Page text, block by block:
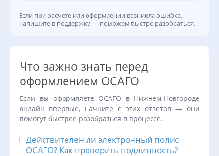
Если при расчете или оформлении возникла ошибка,
напишите в поддержку — поможем быстро разобраться.
Что важно знать перед
оформлением ОСАГО
Если вы оформляете ОСАГО в Нижнем-Новгороде
онлайн впервые, начните с этих ответов — они
помогут быстрее разобраться в процессе.
Действителен ли электронный полис
ОСАГО? Как проверить подлинность?